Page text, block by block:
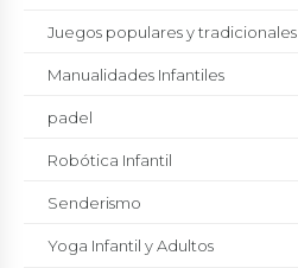
Juegos populares y tradicionales
Manualidades Infantiles
padel
Robótica Infantil
Senderismo
Yoga Infantil y Adultos